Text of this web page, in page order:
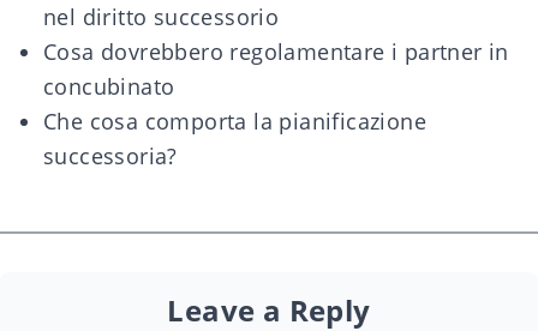
nel diritto successorio
Cosa dovrebbero regolamentare i partner in
concubinato
Che cosa comporta la pianificazione
successoria?
Leave a Reply